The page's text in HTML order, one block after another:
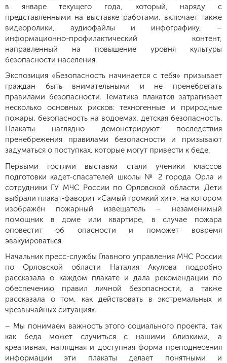
в январе текущего года, который, наряду с
представленными на выставке работами, включает также
видеоролики, аудиофайлы и инфографику, –
информационно-профилактический контент,
направленный на повышение уровня культуры
безопасности населения.
Экспозиция «Безопасность начинается с тебя» призывает
граждан быть внимательными и не пренебрегать
правилами безопасности. Тематика плакатов затрагивает
несколько основных рисков: техногенные и природные
пожары, безопасность на водоемах, детская безопасность.
Плакаты наглядно демонстрируют последствия
пренебрежения правилами безопасности и призывают
задуматься о поступках, которые могут привести к беде.
Первыми гостями выставки стали ученики классов
подготовки кадет-спасателей школы № 2 города Орла и
сотрудники ГУ МЧС России по Орловской области. Дети
выбрали плакат-фаворит «Самый громкий хит», на котором
изображён пожарный извещатель – незаменимый
помощник в доме или квартире, в случае пожара
оповестит об опасности и поможет вовремя
эвакуироваться.
Начальник пресс-службы Главного управления МЧС России
по Орловской области Наталия Акулова подробно
рассказала о каждом плакате и дала рекомендации по
обеспечению правил личной безопасности, а также
рассказала о том, как действовать в экстремальных и
чрезвычайных ситуациях.
– Мы понимаем важность этого социального проекта, так
как беда может случиться с нашими близкими, а
креативная, наглядная и доступная форма преподнесения
информации эти плакаты делает понятными и